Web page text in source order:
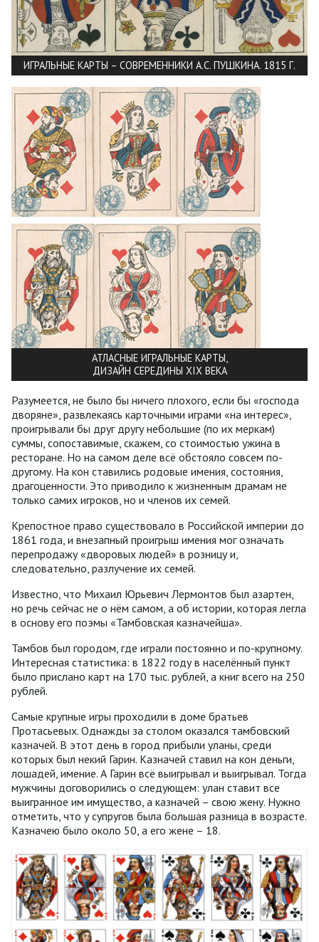
ИГРАЛЬНЫЕ КАРТЫ – СОВРЕМЕННИКИ А.С. ПУШКИНА. 1815 Г.
АТЛАСНЫЕ ИГРАЛЬНЫЕ КАРТЫ,
ДИЗАЙН СЕРЕДИНЫ XIX ВЕКА
Разумеется, не было бы ничего плохого, если бы «господа
дворяне», развлекаясь карточными играми «на интерес»,
проигрывали бы друг другу небольшие (по их меркам)
суммы, сопоставимые, скажем, со стоимостью ужина в
ресторане. Но на самом деле всё обстояло совсем по-
другому. На кон ставились родовые имения, состояния,
драгоценности. Это приводило к жизненным драмам не
только самих игроков, но и членов их семей.
Крепостное право существовало в Российской империи до
1861 года, и внезапный проигрыш имения мог означать
перепродажу «дворовых людей» в розницу и,
следовательно, разлучение их семей.
Известно, что Михаил Юрьевич Лермонтов был азартен,
но речь сейчас не о нём самом, а об истории, которая легла
в основу его поэмы «Тамбовская казначейша».
Тамбов был городом, где играли постоянно и по-крупному.
Интересная статистика: в 1822 году в населённый пункт
было прислано карт на 170 тыс. рублей, а книг всего на 250
рублей.
Самые крупные игры проходили в доме братьев
Протасьевых. Однажды за столом оказался тамбовский
казначей. В этот день в город прибыли уланы, среди
которых был некий Гарин. Казначей ставил на кон деньги,
лошадей, имение. А Гарин всё выигрывал и выигрывал. Тогда
мужчины договорились о следующем: улан ставит все
выигранное им имущество, а казначей – свою жену. Нужно
отметить, что у супругов была большая разница в возрасте.
Казначею было около 50, а его жене – 18.